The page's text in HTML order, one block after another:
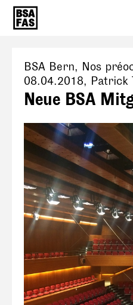
BSA Bern, Nos
08.04.2018, Patrick
Neue BSA